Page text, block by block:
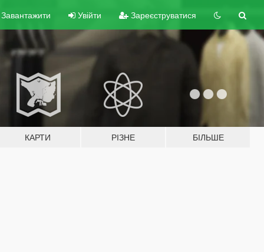
Увійти Зареєструватися
КАРТИ РІЗНЕ БІЛЬШЕ